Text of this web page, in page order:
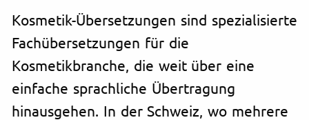
Kosmetik-Übersetzungen sind spezialisierte
Fachübersetzungen für die
Kosmetikbranche, die weit über eine
einfache sprachliche Übertragung
hinausgehen. In der Schweiz, wo mehrere